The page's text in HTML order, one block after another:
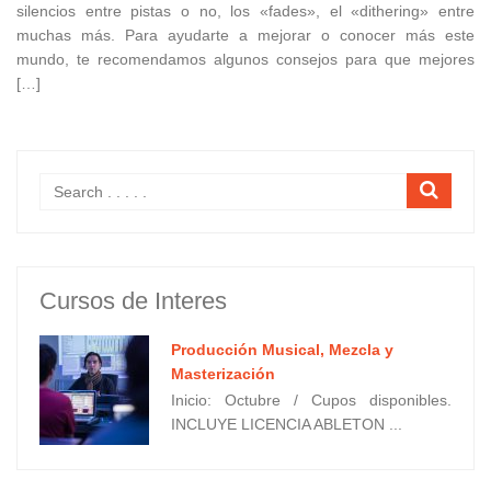
silencios entre pistas o no, los «fades», el «dithering» entre
muchas más. Para ayudarte a mejorar o conocer más este
mundo, te recomendamos algunos consejos para que mejores
[…]
Cursos de Interes
Producción Musical, Mezcla y
Masterización
Inicio: Octubre / Cupos disponibles.
INCLUYE LICENCIA ABLETON ...